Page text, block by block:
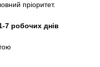
пріоритет.
7 робочих днів